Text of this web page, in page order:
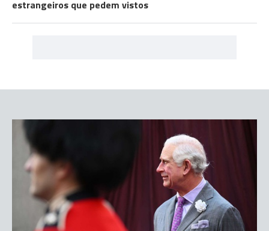
estrangeiros que pedem vistos